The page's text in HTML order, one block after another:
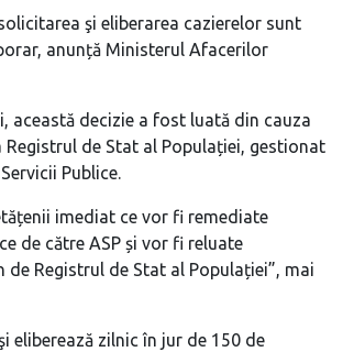
şi eliberarea cazierelor sunt
anunță Ministerul Afacerilor
această decizie a fost luată din cauza
Registrul de Stat al Populației, gestionat
Publice.
imediat ce vor fi remediate
de către ASP și vor fi reluate
Registrul de Stat al Populației”, mai
eliberează zilnic în jur de 150 de